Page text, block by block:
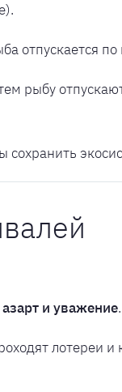
отпускается
рыбу
сохранить
и уважение.
лотереи